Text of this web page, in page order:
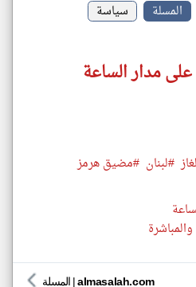
المسلة سياسة
على مدار الساعة
#لبنان #مضيق هرمز
المسلة |almasalah.com